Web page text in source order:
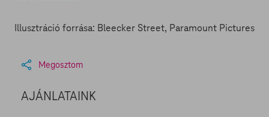
Illusztráció forrása: Bleecker Street, Paramount Pictures
Megosztom
AJÁNLATAINK